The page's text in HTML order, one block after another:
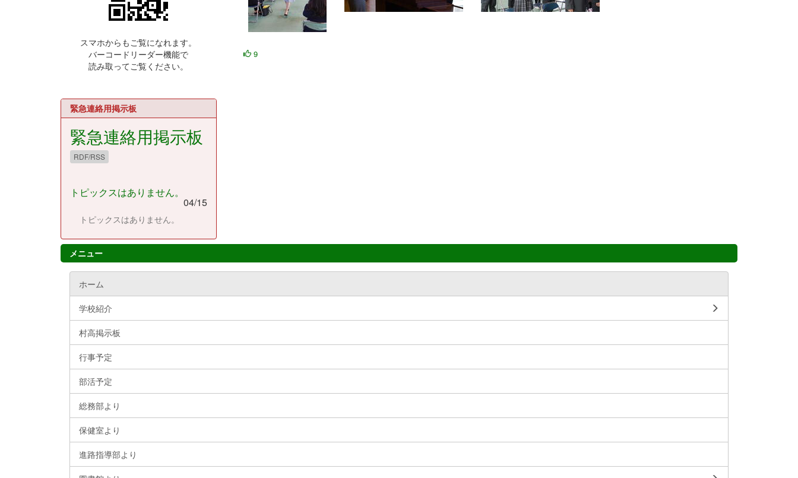
9
スマホからもご覧になれます。
バーコードリーダー機能で
読み取ってご覧ください。
緊急連絡用掲示板
緊急連絡用掲示板
RDF/RSS
トピックスはありません。
04/15
トピックスはありません。
メニュー
ホーム
学校紹介
村高掲示板
行事予定
部活予定
総務部より
保健室より
進路指導部より